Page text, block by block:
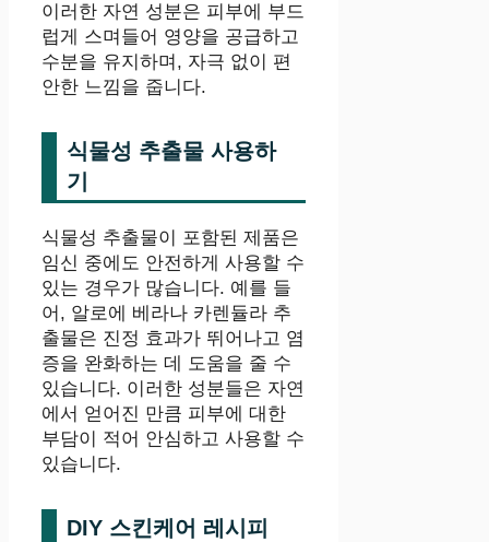
이러한 자연 성분은 피부에 부드
럽게 스며들어 영양을 공급하고
수분을 유지하며, 자극 없이 편
안한 느낌을 줍니다.
식물성 추출물 사용하
기
식물성 추출물이 포함된 제품은
임신 중에도 안전하게 사용할 수
있는 경우가 많습니다. 예를 들
어, 알로에 베라나 카렌듈라 추
출물은 진정 효과가 뛰어나고 염
증을 완화하는 데 도움을 줄 수
있습니다. 이러한 성분들은 자연
에서 얻어진 만큼 피부에 대한
부담이 적어 안심하고 사용할 수
있습니다.
DIY 스킨케어 레시피